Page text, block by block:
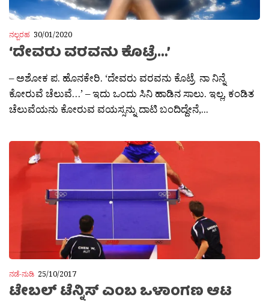
ನಲ್ಬರಹ 30/01/2020
‘ದೇವರು ವರವನು ಕೊಟ್ರೆ…’
– ಅಶೋಕ ಪ. ಹೊನಕೇರಿ. ‘ದೇವರು ವರವನು ಕೊಟ್ರೆ ನಾ ನಿನ್ನೆ
ಕೋರುವೆ ಚೆಲುವೆ…’ – ಇದು ಒಂದು ಸಿನಿ ಹಾಡಿನ ಸಾಲು. ಇಲ್ಲ, ಕಂಡಿತ
ಚೆಲುವೆಯನು ಕೋರುವ ವಯಸ್ಸನ್ನು ದಾಟಿ ಬಂದಿದ್ದೇನೆ,...
ನಡೆ-ನುಡಿ 25/10/2017
ಟೇಬಲ್ ಟೆನ್ನಿಸ್ ಎಂಬ ಒಳಾಂಗಣ ಆಟ